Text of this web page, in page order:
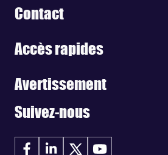
Contact
Accès rapides
Avertissement
Suivez-nous